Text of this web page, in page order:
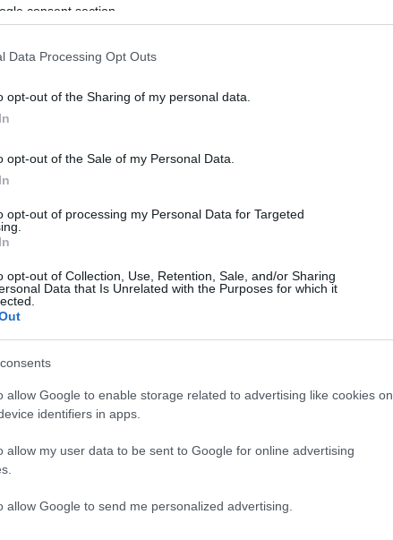
consent section.
Data Processing Opt Outs
opt-out of the Sharing of my personal data.
opt-out of the Sale of my Personal Data.
opt-out of processing my Personal Data for Targeted
opt-out of Collection, Use, Retention, Sale, and/or Sharing
Data that Is Unrelated with the Purposes for which it
allow Google to enable storage related to advertising like cookies on
identifiers in apps.
allow my user data to be sent to Google for online advertising
allow Google to send me personalized advertising.
principali del caso, offre chiavi interpretative
durante la vita della piattaforma.
è evidenziare come infrastrutture digitali
economiche, trasformando semplici
a istituzioni. Le informazioni qui raccolte
il fenomeno diventa
al lancio e dopo l’acquisizione da parte
in infrastruttura
open source
pensati per assistere utenti umani nelle